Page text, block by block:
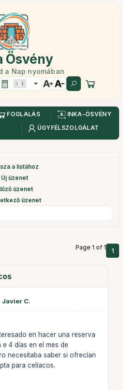
Ösvény
a Nap nyomában
FOGLALÁS
INKA-ÖSVÉNY
ÜGYFÉLSZOLGÁLAT
a listához
Új üzenet
üzenet
üzenet
Page 1 of 1 1
Javier C.
en hacer una reserva
4 días en el mes de
necesitaba saber si ofrecían
para celíacos.